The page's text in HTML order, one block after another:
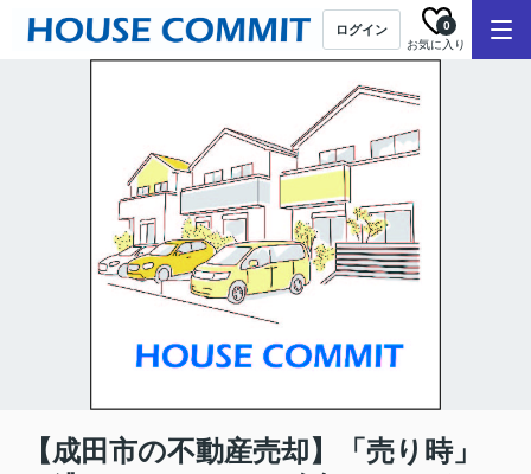
ログイン
お気に入り
0
【成田市の不動産売却】「売り時」